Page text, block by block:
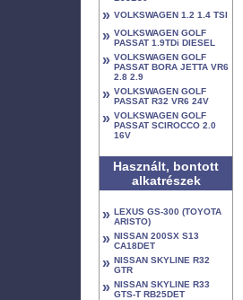
» VOLKSWAGEN 1.2 1.4 TSI
» VOLKSWAGEN GOLF
PASSAT 1.9TDi DIESEL
» VOLKSWAGEN GOLF
PASSAT BORA JETTA VR6
2.8 2.9
» VOLKSWAGEN GOLF
PASSAT R32 VR6 24V
» VOLKSWAGEN GOLF
PASSAT SCIROCCO 2.0
16V
Használt, bontott
alkatrészek
» LEXUS GS-300 (TOYOTA
ARISTO)
» NISSAN 200SX S13
CA18DET
» NISSAN SKYLINE R32
GTR
» NISSAN SKYLINE R33
GTS-T RB25DET